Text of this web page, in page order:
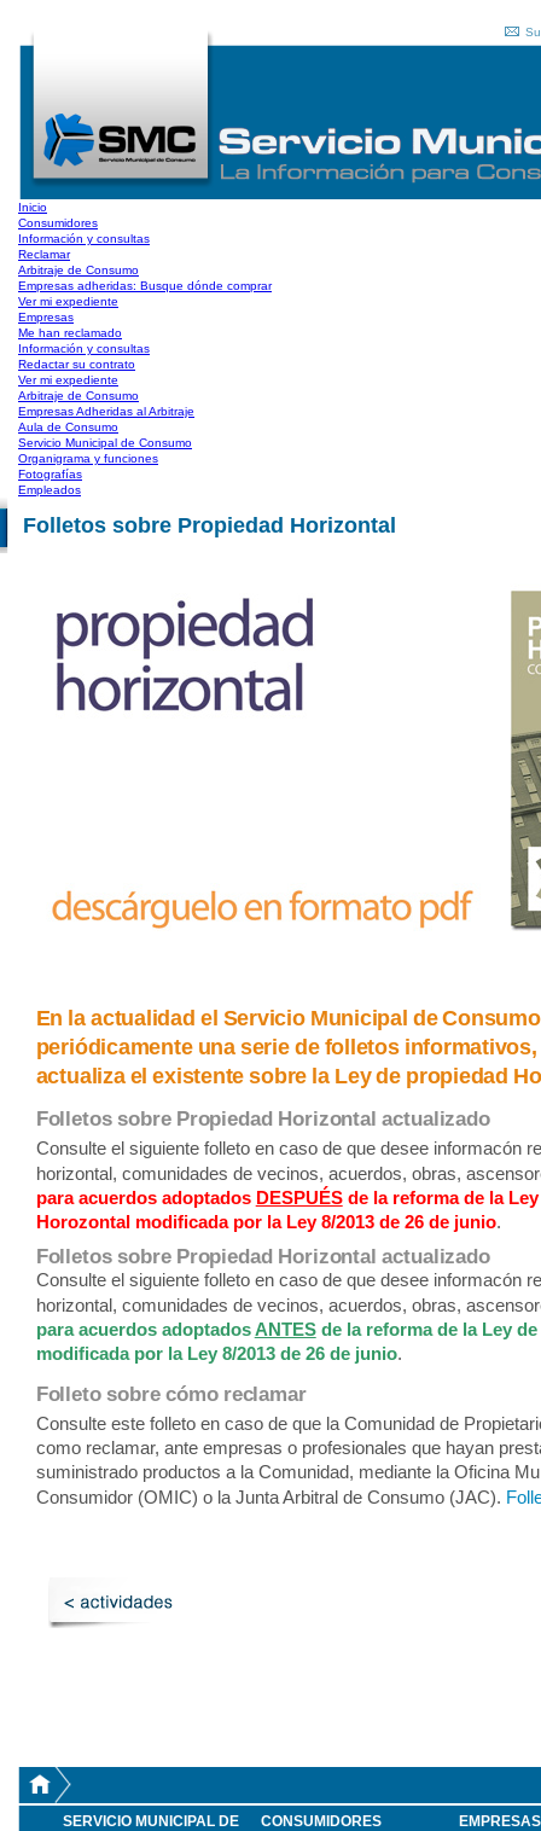
Inicio
Consumidores
Información y consultas
Reclamar
Arbitraje de Consumo
Empresas adheridas: Busque dónde comprar
Ver mi expediente
Empresas
Me han reclamado
Información y consultas
Redactar su contrato
Ver mi expediente
Arbitraje de Consumo
Empresas Adheridas al Arbitraje
Aula de Consumo
Servicio Municipal de Consumo
Organigrama y funciones
Fotografías
Empleados
Folletos sobre Propiedad Horizontal
En la actualidad el Servicio Municipal de
periódicamente una serie de folletos
actualiza el existente sobre la Ley de propiedad
Folletos sobre Propiedad Horizontal actualizado
Consulte el siguiente folleto en caso de que desee informacón
horizontal, comunidades de vecinos, acuerdos, obras,
para acuerdos adoptados DESPUÉSde la reforma de la
Horozontal modificada por la Ley 8/2013 de 26 de junio.
Folletos sobre Propiedad Horizontal actualizado
Consulte el siguiente folleto en caso de que desee informacón
horizontal, comunidades de vecinos, acuerdos, obras,
para acuerdos adoptadosANTESde la reforma de la Ley
modificada por la Ley 8/2013 de 26 de junio.
Folleto sobre cómo reclamar
Consulte este folleto en caso de que la Comunidad de
como reclamar, ante empresas o profesionales que hayan
suministrado productos a la Comunidad, mediante la Oficina
Consumidor (OMIC) o la Junta Arbitral de Consumo (JAC).
SERVICIO MUNICIPAL DE
CONSUMIDORES EMPRESAS